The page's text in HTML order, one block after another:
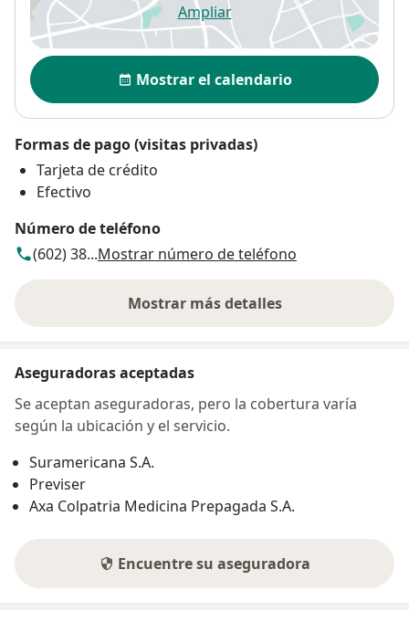
Ampliarse abre en una nueva
Disponibilidad
Mostrar el calendario
Formas de pago (visitas privadas)
Tarjeta de crédito
Efectivo
Número de teléfono
(602) 38...Mostrar número de teléfono
Mostrar más detalles
sobre la dirección
Aseguradoras aceptadas
Se aceptan aseguradoras, pero la cobertura varía
según la ubicación y el servicio.
Suramericana S.A.
Previser
Axa Colpatria Medicina Prepagada S.A.
Encuentre su aseguradora